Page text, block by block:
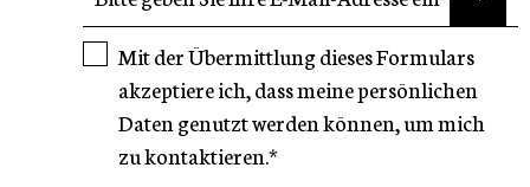
Mit der Übermittlung dieses Formulars
akzeptiere ich, dass meine persönlichen
Daten genutzt werden können, um mich
zu kontaktieren.*